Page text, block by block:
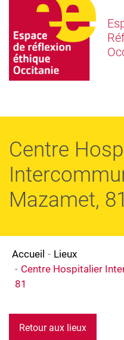
Centre
Mazamet, 81
Accueil
Lieux
Centre Hospitalier
81
Retour aux lieux